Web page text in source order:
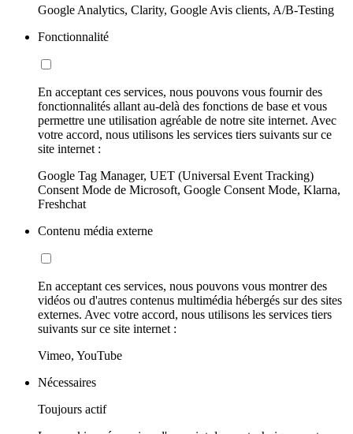
Google Analytics, Clarity, Google Avis clients, A/B-Testing
Fonctionnalité
En acceptant ces services, nous pouvons vous fournir des
fonctionnalités allant au-delà des fonctions de base et vous
permettre une utilisation agréable de notre site internet. Avec
votre accord, nous utilisons les services tiers suivants sur ce
site internet :
Google Tag Manager, UET (Universal Event Tracking)
Consent Mode de Microsoft, Google Consent Mode, Klarna,
Freshchat
Contenu média externe
En acceptant ces services, nous pouvons vous montrer des
vidéos ou d'autres contenus multimédia hébergés sur des sites
externes. Avec votre accord, nous utilisons les services tiers
suivants sur ce site internet :
Vimeo, YouTube
Nécessaires
Toujours actif